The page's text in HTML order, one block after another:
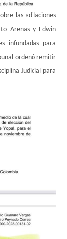
las «dilaciones
Arenas y Edwin
infundadas para
ordenó remitir
Judicial para